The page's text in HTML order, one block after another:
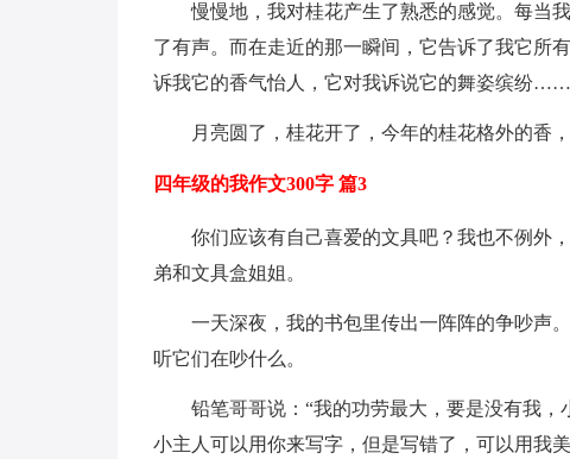
慢慢地，我对桂花产生了熟悉的感觉。每当
了有声。而在走近的那一瞬间，它告诉了我它所
诉我它的香气怡人，它对我诉说它的舞姿缤纷
月亮圆了，桂花开了，今年的桂花格外的香
四年级的我作文300字 篇3
你们应该有自己喜爱的文具吧？我也不例外
弟和文具盒姐姐。
一天深夜，我的书包里传出一阵阵的争吵声
听它们在吵什么。
铅笔哥哥说：“我的功劳最大，要是没有我，
小主人可以用你来写字，但是写错了，可以用我